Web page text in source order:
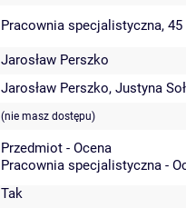
Pracownia specjalistyczna,
Jarosław Perszko
Jarosław Perszko, Justyna
(nie masz dostępu)
Przedmiot - Ocena
Pracownia specjalistyczna -
Tak